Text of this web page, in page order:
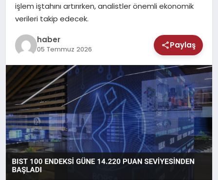
MAGAZIN
SAĞLIK
işlem iştahını artırırken, analistler önemli ekonomik
verileri takip edecek.
haber
05 Temmuz 2026 Paylaş